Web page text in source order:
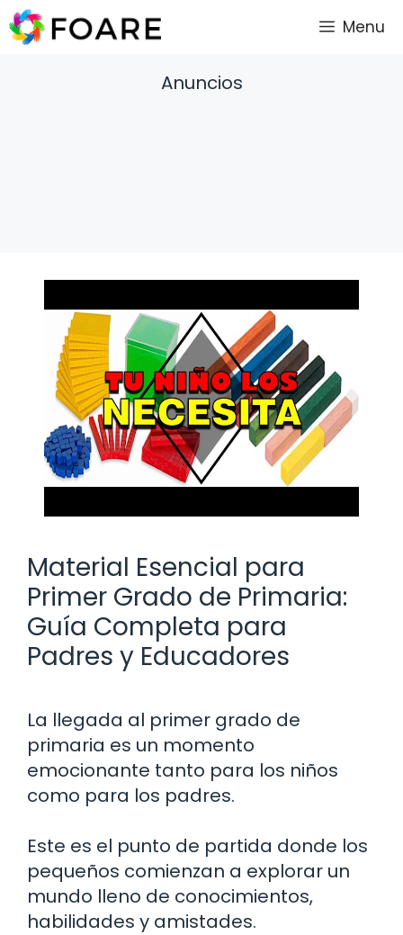
Saltar
al
Menu
Anuncios
Material Esencial para
Primer Grado de Primaria:
Guía Completa para
Padres y Educadores
La llegada al primer grado de
primaria es un momento
emocionante tanto para los niños
como para los padres.
Este es el punto de partida donde los
pequeños comienzan a explorar un
mundo lleno de conocimientos,
habilidades y amistades.